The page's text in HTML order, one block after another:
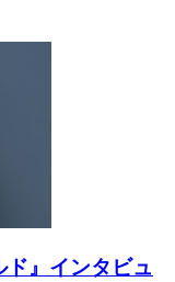
』インタビュ